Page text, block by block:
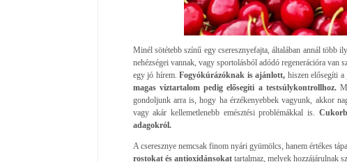
Minél sötétebb színű egy cseresznyefajta, általában annál több
nehézségei vannak, vagy sportolásból adódó regenerációra van
egy jó hírem. Fogyókúrázóknak is ajánlott, hiszen elősegíti a
magas víztartalom pedig elősegíti a testsúlykontrollhoz.
gondoljunk arra is, hogy ha érzékenyebbek vagyunk, akkor
vagy akár kellemetlenebb emésztési problémákkal is.
adagokról.
A cseresznye nemcsak finom nyári gyümölcs, hanem értékes
rostokat és antioxidánsokattartalmaz, melyek hozzájárulnak